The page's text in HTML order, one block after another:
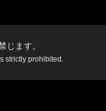
じます。
strictly prohibited.